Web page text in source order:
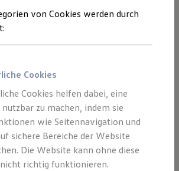
ID Vorteile
& Marktplatz
& Angebote
Förderung
Paket
granted, free of charge, to any
a copy of this software and
files (the "Software"), to
von Cookies werden durch
Cookies
Cookies helfen dabei, eine
zu machen, indem sie
wie Seitennavigation und
sichere Bereiche der Website
Die Website kann ohne diese
richtig funktionieren.